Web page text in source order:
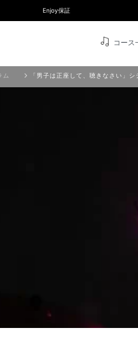
Enjoy保証
コース
ム 「男子は正座して、聴きなさい」